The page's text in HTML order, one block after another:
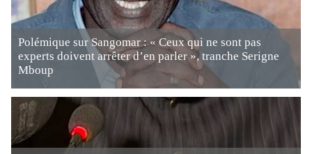
Polémique sur Sangomar : « Ceux qui ne sont pas
experts doivent arrêter d’en parler », tranche Serigne
Mboup